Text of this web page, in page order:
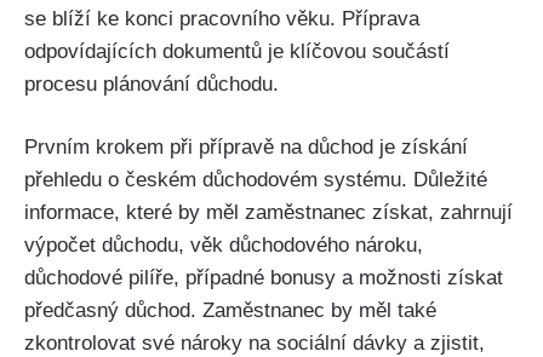
se blíží ke konci pracovního věku. Příprava
odpovídajících dokumentů je klíčovou součástí
procesu plánování důchodu.
Prvním krokem při přípravě na důchod je získání
přehledu o českém důchodovém systému. Důležité
informace, které by měl zaměstnanec získat, zahrnují
výpočet důchodu, věk důchodového nároku,
důchodové pilíře, případné bonusy a možnosti získat
předčasný důchod. Zaměstnanec by měl také
zkontrolovat své nároky na sociální dávky a zjistit,